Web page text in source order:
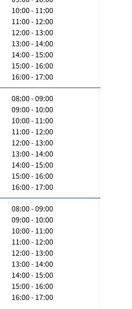
10:00 - 11:00
11:00 - 12:00
12:00 - 13:00
13:00 - 14:00
14:00 - 15:00
15:00 - 16:00
16:00 - 17:00
08:00 - 09:00
09:00 - 10:00
10:00 - 11:00
11:00 - 12:00
12:00 - 13:00
13:00 - 14:00
14:00 - 15:00
15:00 - 16:00
16:00 - 17:00
08:00 - 09:00
09:00 - 10:00
10:00 - 11:00
11:00 - 12:00
12:00 - 13:00
13:00 - 14:00
14:00 - 15:00
15:00 - 16:00
16:00 - 17:00